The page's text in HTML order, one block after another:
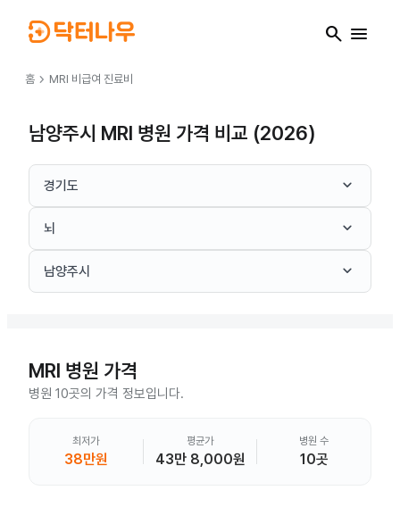
search menu
홈 chevron_right MRI 비급여 진료비
남양주시 MRI 병원 가격 비교 (2026)
경기도 keyboard_arrow_down
뇌 keyboard_arrow_down
남양주시 keyboard_arrow_down
MRI 병원 가격
병원 10곳의 가격 정보입니다.
최저가
38만원
평균가
43만 8,000원
병원 수
10곳